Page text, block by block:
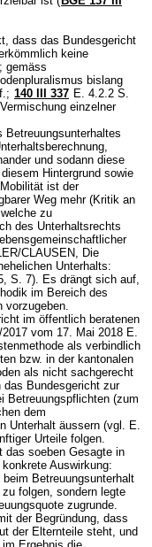
dass das Bundesgericht
keine
gemäss
bislang
140 III 337 E. 4.2.2 S.
einzelner
Betreuungsunterhaltes
und sodann diese
Hintergrund sowie
ist der
Weg mehr (Kritik an
zu
des Unterhaltsrechts
CLAUSEN, Die
Unterhalts:
S. 7). Es drängt sich auf,
im Bereich des
vorzugeben.
im öffentlich beratenen
vom 17. Mai 2018 E.
als verbindlich
bzw. in der kantonalen
als nicht sachgerecht
Bundesgericht zur
Betreuungspflichten (zum
dem
Unterhalt äussern (vgl. E.
Urteile folgen.
das soeben Gesagte in
Auswirkung:
Betreuungsunterhalt
folgen, sondern legte
zugrunde.
der Begründung, dass
der Elternteile steht, und